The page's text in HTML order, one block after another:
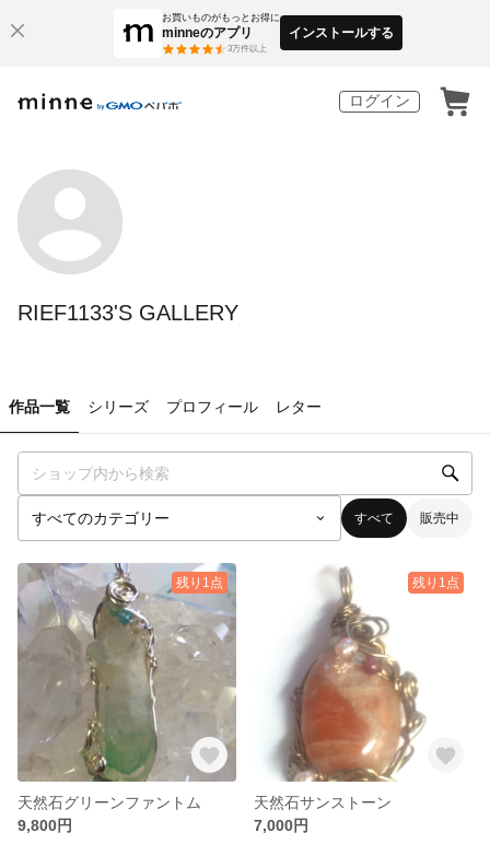
お買いものがもっとお得に
minneのアプリ
3万件以上
インストールする
ログイン
RIEF1133'S GALLERY
作品一覧 シリーズ プロフィール レター
すべて 販売中
残り1点
天然石グリーンファントム
9,800円
残り1点
天然石サンストーン
7,000円